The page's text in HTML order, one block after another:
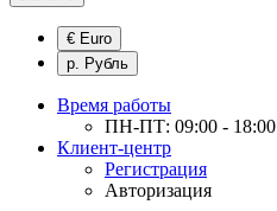
€ Euro
р. Рубль
Время работы
ПН-ПТ: 09:00 - 18:00
Клиент-центр
Регистрация
Авторизация